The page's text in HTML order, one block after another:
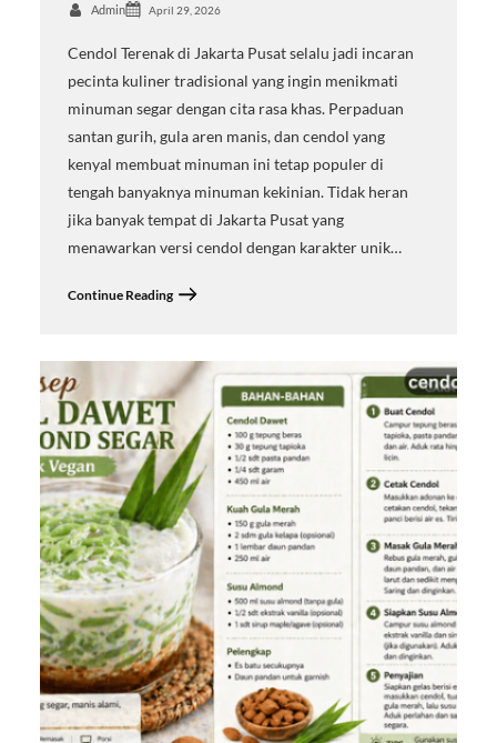
Admin April 29, 2026
Cendol Terenak di Jakarta Pusat selalu jadi incaran
pecinta kuliner tradisional yang ingin menikmati
minuman segar dengan cita rasa khas. Perpaduan
santan gurih, gula aren manis, dan cendol yang
kenyal membuat minuman ini tetap populer di
tengah banyaknya minuman kekinian. Tidak heran
jika banyak tempat di Jakarta Pusat yang
menawarkan versi cendol dengan karakter unik…
Continue Reading